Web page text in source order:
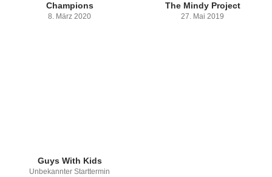
Champions
8. März 2020
The Mindy Project
27. Mai 2019
Guys With Kids
Unbekannter Starttermin